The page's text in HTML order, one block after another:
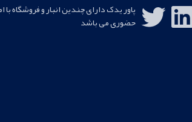
پاور یدک دارای چندین انبار و فروشگاه با
حضوری می باشد